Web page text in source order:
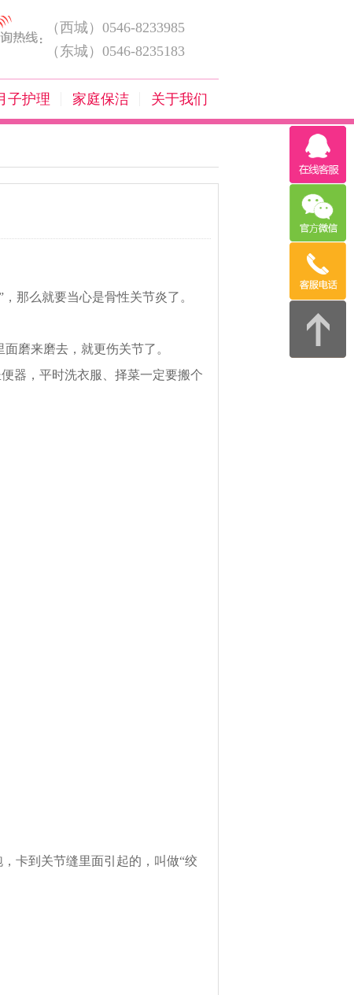
（西城）0546-8233985
（东城）0546-8235183
子护理 家庭保洁 关于我们
，那么就要当心是骨性关节炎了。
磨来磨去，就更伤关节了。
器，平时洗衣服、择菜一定要搬个
卡到关节缝里面引起的，叫做“绞